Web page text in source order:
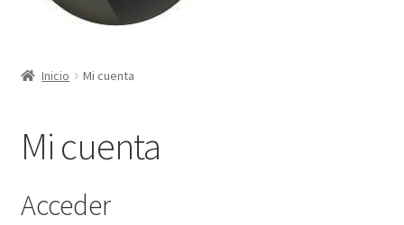
Carrito
Finalizar compra
Inicio Mi cuenta
Mi cuenta
Acceder